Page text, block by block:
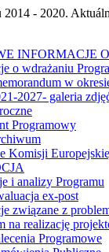
2014 - 2020.
INFORMACJE
o wdrażaniu
w
2027- galeria
Programowy
Komisji
i analizy Programu
ex-post
związane z
na realizację
Programowe